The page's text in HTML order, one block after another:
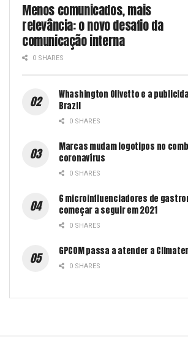
Menos comunicados, mais
relevância: o novo desafio da
comunicação interna
0 SHARES
Whashington Olivetto e a
Brazil
0 SHARES
Marcas mudam logotipos no
coronavírus
0 SHARES
6 microinfluenciadores de
começar a seguir em 2021
0 SHARES
GPCOM passa a atender a
0 SHARES